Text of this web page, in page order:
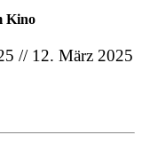
Kino
// 12. März 2025